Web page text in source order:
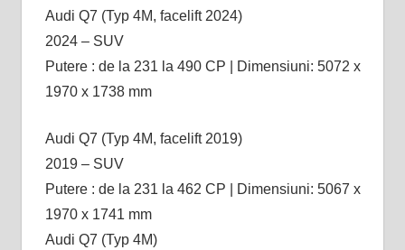
Audi Q7 (Typ 4M, facelift 2024)
2024 – SUV
Putere : de la 231 la 490 CP | Dimensiuni: 5072 x
1970 x 1738 mm
Audi Q7 (Typ 4M, facelift 2019)
2019 – SUV
Putere : de la 231 la 462 CP | Dimensiuni: 5067 x
1970 x 1741 mm
Audi Q7 (Typ 4M)